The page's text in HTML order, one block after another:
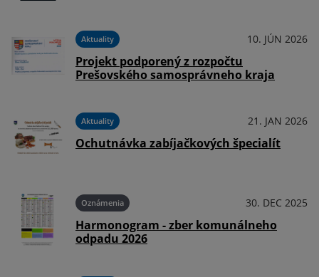
Aktuality 10. JÚN 2026
Projekt podporený z rozpočtu
Prešovského samosprávneho kraja
Aktuality 21. JAN 2026
Ochutnávka zabíjačkových špecialít
Oznámenia 30. DEC 2025
Harmonogram - zber komunálneho
odpadu 2026